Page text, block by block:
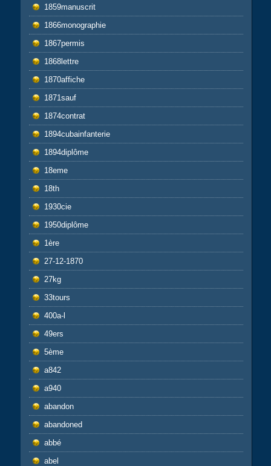
1859manuscrit
1866monographie
1867permis
1868lettre
1870affiche
1871sauf
1874contrat
1894cubainfanterie
1894diplôme
18eme
18th
1930cie
1950diplôme
1ère
27-12-1870
27kg
33tours
400a-l
49ers
5ème
a842
a940
abandon
abandoned
abbé
abel